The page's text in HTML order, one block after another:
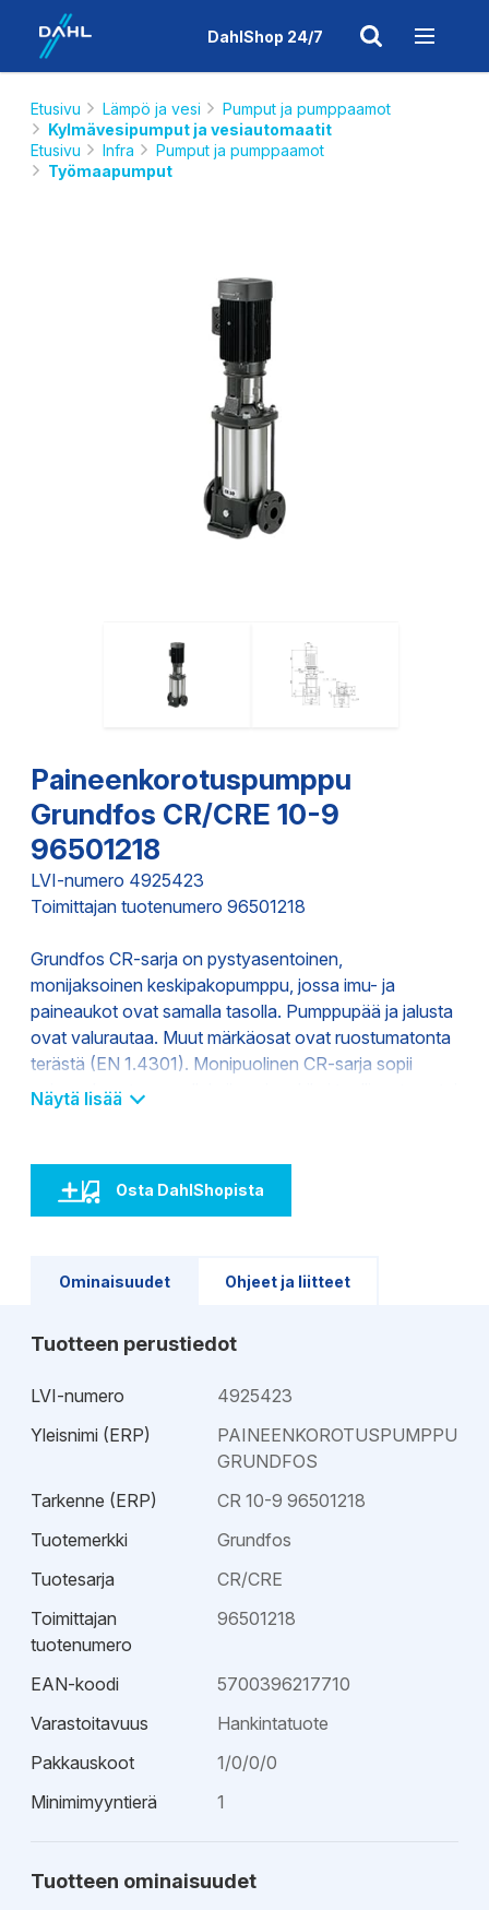
DahlShop 24/7
Etusivu Lämpö ja vesi
Pumput ja pumppaamot
Kylmävesipumput ja vesiautomaatit
Etusivu
Infra
Pumput ja pumppaamot
Työmaapumput
Paineenkorotuspumppu
Grundfos CR/CRE 10-9
96501218
LVI-numero 4925423
Toimittajan tuotenumero 96501218
Grundfos CR-sarja on pystyasentoinen,
monijaksoinen keskipakopumppu, jossa imu- ja
paineaukot ovat samalla tasolla. Pumppupää ja jalusta
ovat valurautaa. Muut märkäosat ovat ruostumatonta
terästä (EN 1.4301). Monipuolinen CR-sarja sopii
paineenkorotussovelluksiin esimerkiksi teollisuuteen tai
m3/h, painealue 0-40bar. Laaja mallisto on
modulaarisuutensa ansiosta erittäin käyttökelpoinen
mitä erilaisimpiin käyttökohteisiin. Tuoteperheeseen
1.4408/AISI316, CRI-malli, jonka materiaali on
verkkojännitevaihtoehtoja. Pumppua saa myös
vastaamaan erikoisvaatimuksia, jotta ne kestävät
haasteellisia nesteitä ja erittäinkin vaativia olosuhteita.
Tuote-edut: - Pitkäikäinen ja luotettava - Erittäin
huoltaa - Tilaa säästävä - Sopii hiukan syövyttäville
nesteille - Hyvä korroosionkesto - Pienet sisäiset
Näytä lisää
Osta DahlShopista
Ominaisuudet Ohjeet ja liitteet
Tuotteen perustiedot
LVI-numero
4925423
Yleisnimi (ERP)
PAINEENKOROTUSPUMPPU
GRUNDFOS
Tarkenne (ERP)
CR 10-9 96501218
Tuotemerkki
Grundfos
Tuotesarja
CR/CRE
Toimittajan
tuotenumero
96501218
EAN-koodi
5700396217710
Varastoitavuus
Hankintatuote
Pakkauskoot
1/0/0/0
Minimimyyntierä
1
Tuotteen ominaisuudet